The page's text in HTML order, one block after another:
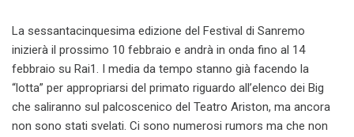
La sessantacinquesima edizione del Festival di Sanremo
inizierà il prossimo 10 febbraio e andrà in onda fino al 14
febbraio su Rai1. I media da tempo stanno già facendo la
“lotta” per appropriarsi del primato riguardo all’elenco dei Big
che saliranno sul palcoscenico del Teatro Ariston, ma ancora
non sono stati svelati. Ci sono numerosi rumors ma che non